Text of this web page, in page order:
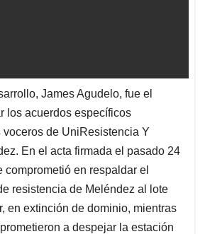
James Agudelo, fue el
los acuerdos específicos
de UniResistencia Y
En el acta firmada el pasado 24
comprometió en respaldar el
resistencia de Meléndez al lote
en extinción de dominio, mientras
a despejar la estación